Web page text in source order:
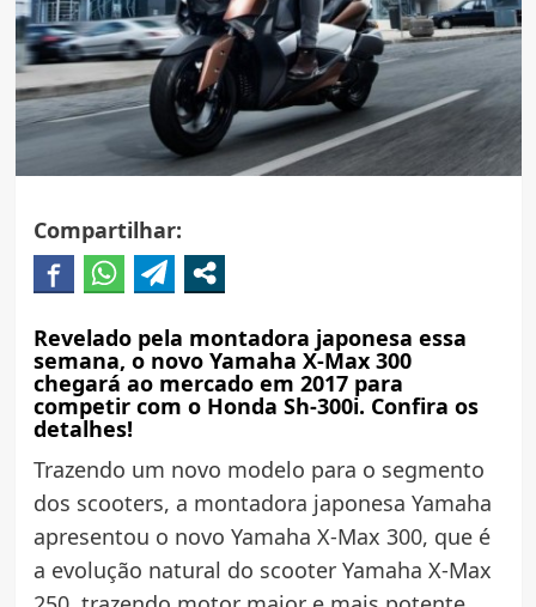
Compartilhar:
Revelado pela montadora japonesa essa
semana, o novo Yamaha X-Max 300
chegará ao mercado em 2017 para
competir com o Honda Sh-300i. Confira os
detalhes!
Trazendo um novo modelo para o segmento
dos scooters, a montadora japonesa Yamaha
apresentou o novo Yamaha X-Max 300, que é
a evolução natural do scooter Yamaha X-Max